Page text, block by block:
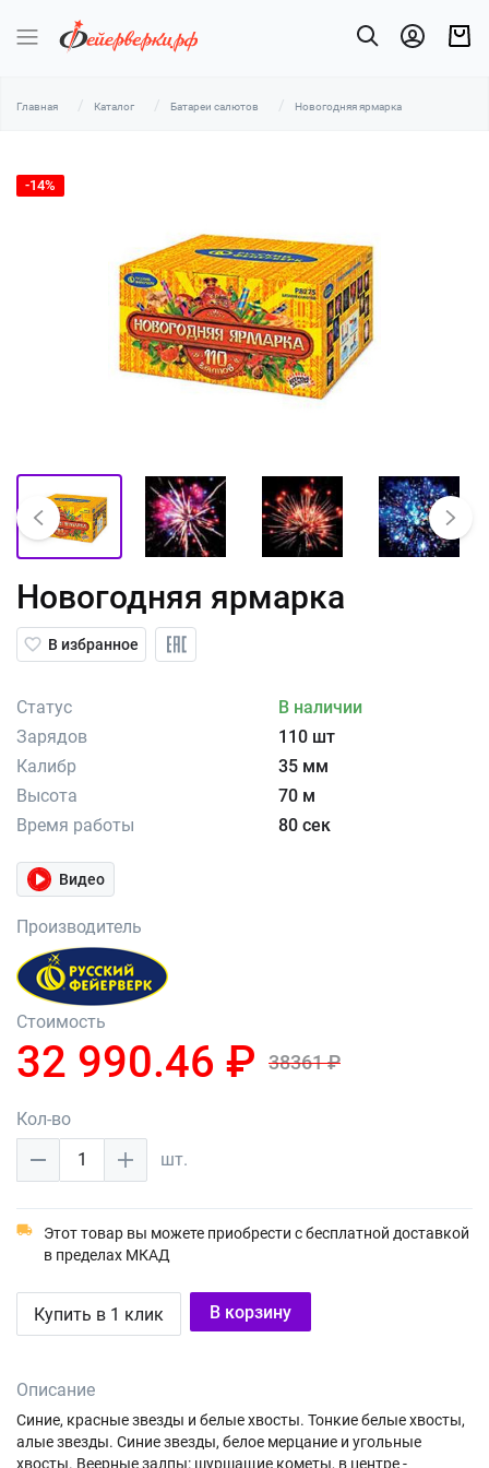
Главная Каталог Батареи салютов Новогодняя ярмарка
-14%
Новогодняя ярмарка
В избранное
Статус
В наличии
Зарядов
110 шт
Калибр
35 мм
Высота
70 м
Время работы
80 сек
Видео
Производитель
Стоимость
32 990.46 ₽ 38361 ₽
Кол-во
1
шт.
Этот товар вы можете приобрести с бесплатной доставкой
в пределах МКАД
Купить в 1 клик В корзину
Описание
Синие, красные звезды и белые хвосты. Тонкие белые хвосты,
алые звезды. Синие звезды, белое мерцание и угольные
хвосты. Веерные залпы: шуршащие кометы, в центре -